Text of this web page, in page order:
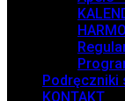
KONTAKT